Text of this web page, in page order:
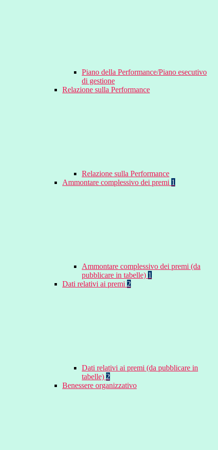
Piano della Performance/Piano esecutivo
di gestione
Relazione sulla Performance
Relazione sulla Performance
Ammontare complessivo dei premi 1
Ammontare complessivo dei premi (da
pubblicare in tabelle) 1
Dati relativi ai premi 2
Dati relativi ai premi (da pubblicare in
tabelle) 2
Benessere organizzativo